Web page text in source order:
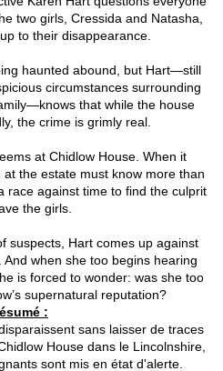
two girls, Cressida and Natasha,
to their disappearance.
haunted abound, but Hart—still
circumstances surrounding
that while the house
the crime is grimly real.
at Chidlow House. When it
the estate must know more than
race against time to find the culprit
the girls.
suspects, Hart comes up against
when she too begins hearing
is forced to wonder: was she too
supernatural reputation?
:
sans laisser de traces
House dans le Lincolnshire,
sont mis en état d'alerte.